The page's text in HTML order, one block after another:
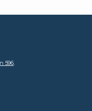
596.